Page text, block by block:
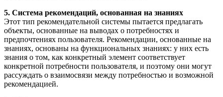
5. Система рекомендаций, основанная на знаниях
Этот тип рекомендательной системы пытается предлагать
объекты, основанные на выводах о потребностях и
предпочтениях пользователя. Рекомендации, основанные на
знаниях, основаны на функциональных знаниях: у них есть
знания о том, как конкретный элемент соответствует
конкретной потребности пользователя, и поэтому они могут
рассуждать о взаимосвязи между потребностью и возможной
рекомендацией.